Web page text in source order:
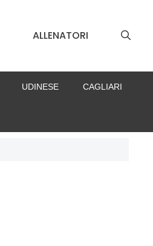
ALLENATORI
UDINESE CAGLIARI